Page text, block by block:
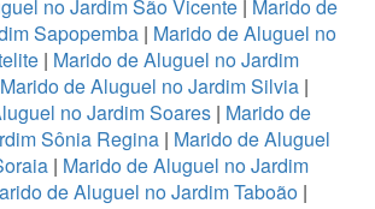
no Jardim São Vicente | Marido de
Sapopemba | Marido de Aluguel no
| Marido de Aluguel no Jardim
Marido de Aluguel no Jardim Silvia|
no Jardim Soares | Marido de
Sônia Regina| Marido de Aluguel
| Marido de Aluguel no Jardim
de Aluguel no Jardim Taboão |